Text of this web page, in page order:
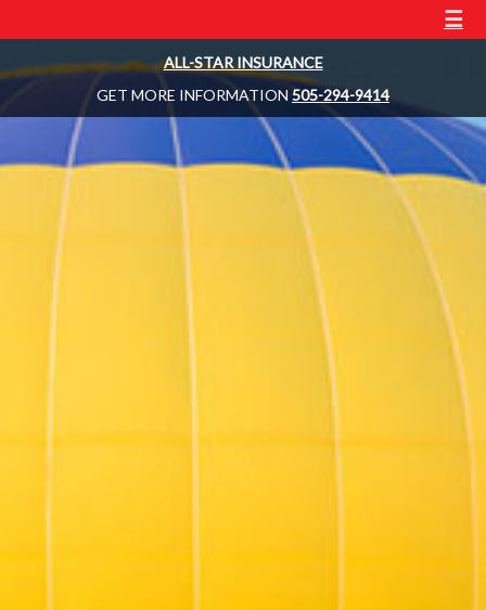
☰
ALL-STAR INSURANCE
GET MORE INFORMATION 505-294-9414